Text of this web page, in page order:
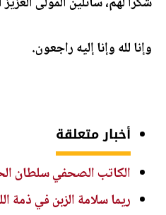
وإنا لله وإنا إليه راجعون.
أخبار متعلقة
الكاتب الصحفي سلطان
ريما سلامة الزبن في ذمة